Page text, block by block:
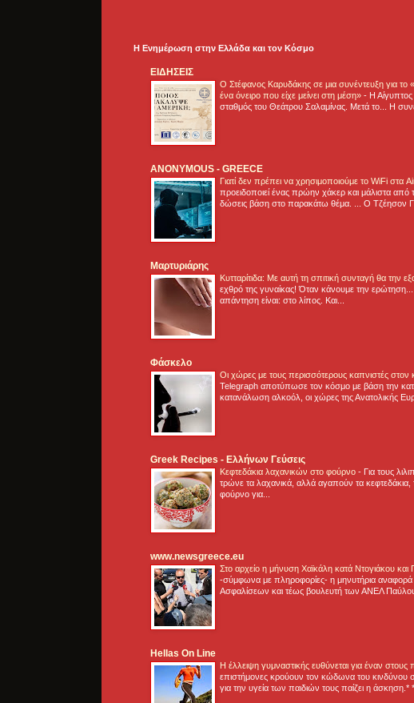
Η Ενημέρωση στην Ελλάδα και τoν Κόσμο
ΕΙΔΗΣΕΙΣ
Ο Στέφανος Καρυδάκης σε μια συνέντευξη για το
ένα όνειρο που είχε μείνει στη μέση» - Η Αίγυπτος
σταθμός του Θεάτρου Σαλαμίνας. Μετά το... Η
ANONYMOUS - GREECE
Γιατί δεν πρέπει να χρησιμοποιούμε το WiFi στα
προειδοποιεί ένας πρώην χάκερ και μάλιστα
δώσεις βάση στο παρακάτω θέμα. ... Ο Τζέησον
Μαρτυριάρης
Κυτταρίτιδα: Με αυτή τη σπιτική συνταγή θα την
εχθρό της γυναίκας! Όταν κάνουμε την
απάντηση είναι: στο λίπος. Και...
Φάσκελο
Οι χώρες με τους περισσότερους καπνιστές
Telegraph αποτύπωσε τον κόσμο με βάση την
κατανάλωση αλκοόλ, οι χώρες της Ανατολικής
Greek Recipes - Ελλήνων Γεύσεις
Κεφτεδάκια λαχανικών στο φούρνο - Για τους
τρώνε τα λαχανικά, αλλά αγαπούν τα
φούρνο για...
www.newsgreece.eu
Στο αρχείο η μήνυση Χαϊκάλη κατά Ντογιάκου
-σύμφωνα με πληροφορίες- η μηνυτήρια
Ασφαλίσεων και τέως βουλευτή των ΑΝΕΛ
Hellas On Line
Η έλλειψη γυμναστικής ευθύνεται για έναν
επιστήμονες κρούουν τον κώδωνα του κινδύνου
για την υγεία των παιδιών τους παίζει η άσκηση.*